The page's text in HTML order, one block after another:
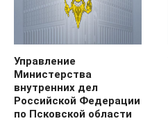
Управление
Министерства
внутренних дел
Российской Федерации
по Псковской области